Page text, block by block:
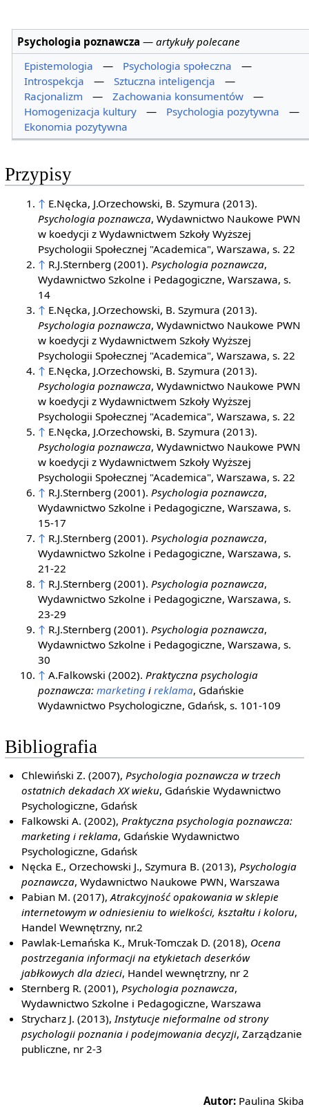
Psychologia poznawcza —artykuły polecane
Epistemologia
— Psychologia społeczna
—
Introspekcja
— Sztuczna inteligencja
—
Racjonalizm
— Zachowania konsumentów
—
Homogenizacja kultury
— Psychologia pozytywna
—
Ekonomia pozytywna
Przypisy
↑ E.Nęcka, J.Orzechowski, B. Szymura (2013).
Psychologia poznawcza, Wydawnictwo Naukowe PWN
w koedycji z Wydawnictwem Szkoły Wyższej
Psychologii Społecznej "Academica", Warszawa, s. 22
↑ R.J.Sternberg (2001). Psychologia poznawcza,
Wydawnictwo Szkolne i Pedagogiczne, Warszawa, s.
14
↑ E.Nęcka, J.Orzechowski, B. Szymura (2013).
Psychologia poznawcza, Wydawnictwo Naukowe PWN
w koedycji z Wydawnictwem Szkoły Wyższej
Psychologii Społecznej "Academica", Warszawa, s. 22
↑ E.Nęcka, J.Orzechowski, B. Szymura (2013).
Psychologia poznawcza, Wydawnictwo Naukowe PWN
w koedycji z Wydawnictwem Szkoły Wyższej
Psychologii Społecznej "Academica", Warszawa, s. 22
↑ E.Nęcka, J.Orzechowski, B. Szymura (2013).
Psychologia poznawcza, Wydawnictwo Naukowe PWN
w koedycji z Wydawnictwem Szkoły Wyższej
Psychologii Społecznej "Academica", Warszawa, s. 22
↑ R.J.Sternberg (2001). Psychologia poznawcza,
Wydawnictwo Szkolne i Pedagogiczne, Warszawa, s.
15-17
↑ R.J.Sternberg (2001). Psychologia poznawcza,
Wydawnictwo Szkolne i Pedagogiczne, Warszawa, s.
21-22
↑ R.J.Sternberg (2001). Psychologia poznawcza,
Wydawnictwo Szkolne i Pedagogiczne, Warszawa, s.
23-29
↑ R.J.Sternberg (2001). Psychologia poznawcza,
Wydawnictwo Szkolne i Pedagogiczne, Warszawa, s.
30
↑ A.Falkowski (2002). Praktyczna psychologia
poznawcza:marketing ireklama, Gdańskie
Wydawnictwo Psychologiczne, Gdańsk, s. 101-109
Bibliografia
Chlewiński Z. (2007),Psychologia poznawcza w trzech
ostatnich dekadach XX wieku, Gdańskie Wydawnictwo
Psychologiczne, Gdańsk
Falkowski A. (2002),Praktyczna psychologia poznawcza:
marketing i reklama, Gdańskie Wydawnictwo
Psychologiczne, Gdańsk
Nęcka E., Orzechowski J., Szymura B. (2013),Psychologia
poznawcza, Wydawnictwo Naukowe PWN, Warszawa
Pabian M. (2017),Atrakcyjność opakowania w sklepie
internetowym w odniesieniu to wielkości, kształtu i koloru,
Handel Wewnętrzny, nr.2
Pawlak-Lemańska K., Mruk-Tomczak D. (2018), Ocena
postrzegania informacji na etykietach deserków
jabłkowych dla dzieci, Handel wewnętrzny, nr 2
Sternberg R. (2001),Psychologia poznawcza,
Wydawnictwo Szkolne i Pedagogiczne, Warszawa
Strycharz J. (2013),Instytucje nieformalne od strony
psychologii poznania i podejmowania decyzji, Zarządzanie
publiczne, nr 2-3
Autor: Paulina Skiba